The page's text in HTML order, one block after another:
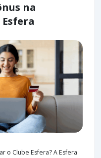
na
o Clube Esfera? A Esfera